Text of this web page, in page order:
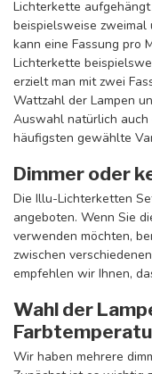
Lichterkette
beispielsweise
kann eine Fassung pro
Lichterkette
erzielt man mit zwei
Wattzahl der Lampen
Auswahl natürlich auch
häufigsten gewählte
Dimmer oder
Die Illu-Lichterketten
angeboten. Wenn Sie
verwenden möchten,
zwischen
empfehlen wir Ihnen,
Wahl der
Wir haben mehrere